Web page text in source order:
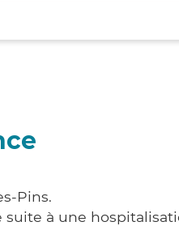
Pins.
à une